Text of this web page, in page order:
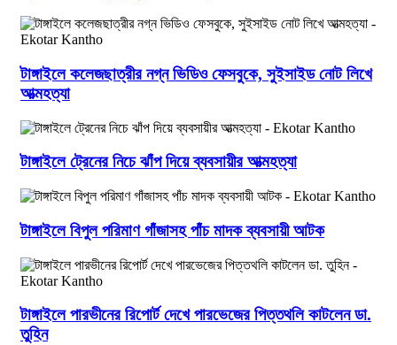
টাঙ্গাইলে কলেজছাত্রীর নগ্ন ভিডিও ফেসবুকে, সুইসাইড নোট লিখে
আত্মহত্যা
টাঙ্গাইলে ট্রেনের নিচে ঝাঁপ দিয়ে ব্যবসায়ীর আত্মহত্যা
টাঙ্গাইলে বিপুল পরিমাণ গাঁজাসহ পাঁচ মাদক ব্যবসায়ী আটক
টাঙ্গাইলে পারভীনের রিপোর্ট দেখে পারভেজের পিত্তথলি কাটলেন ডা.
তুহিন